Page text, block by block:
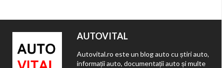
AUTOVITAL
Autovital.ro este un blog auto cu știri auto,
informații auto, documentații auto și multe